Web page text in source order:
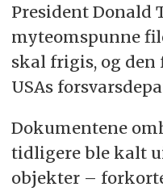
President Donald
myteomspunne
skal frigis, og
USAs
Dokumentene
tidligere ble kalt
objekter –